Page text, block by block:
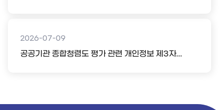
2026-07-09
공공기관 종합청렴도 평가 관련 개인정보 제3자...